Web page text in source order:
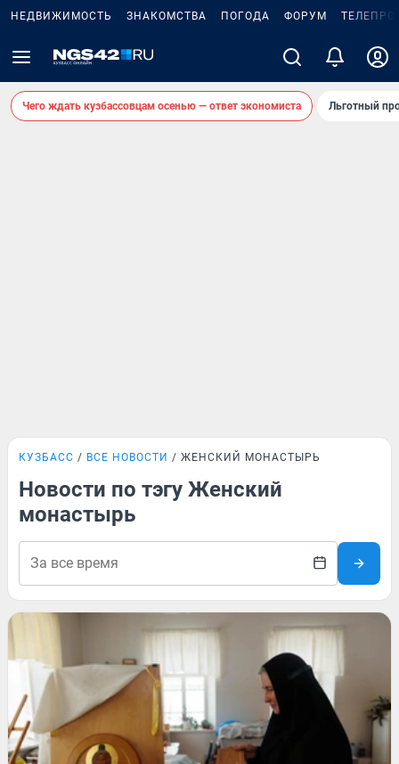
НЕДВИЖИМОСТЬ ЗНАКОМСТВА ПОГОДА ФОРУМ
Чего ждать кузбассовцам осенью — ответ экономиста Льготный
КУЗБАСС ВСЕ НОВОСТИ ЖЕНСКИЙ МОНАСТЫРЬ
Новости по тэгу Женский
монастырь